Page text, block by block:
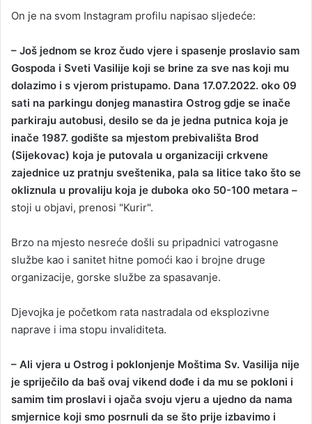
On je na svom Instagram profilu napisao sljedeće:
– Još jednom se kroz čudo vjere i spasenje proslavio sam
Gospoda i Sveti Vasilije koji se brine za sve nas koji mu
dolazimo i s vjerom pristupamo. Dana 17.07.2022. oko 09
sati na parkingu donjeg manastira Ostrog gdje se inače
parkiraju autobusi, desilo se da je jedna putnica koja je
inače 1987. godište sa mjestom prebivališta Brod
(Sijekovac) koja je putovala u organizaciji crkvene
zajednice uz pratnju sveštenika, pala sa litice tako što se
okliznula u provaliju koja je duboka oko 50-100 metara –
stoji u objavi, prenosi "Kurir".
Brzo na mjesto nesreće došli su pripadnici vatrogasne
službe kao i sanitet hitne pomoći kao i brojne druge
organizacije, gorske službe za spasavanje.
Djevojka je početkom rata nastradala od eksplozivne
naprave i ima stopu invaliditeta.
– Ali vjera u Ostrog i poklonjenje Moštima Sv. Vasilija nije
je spriječilo da baš ovaj vikend dođe i da mu se pokloni i
samim tim proslavi i ojača svoju vjeru a ujedno da nama
smjernice koji smo posrnuli da se što prije izbavimo i